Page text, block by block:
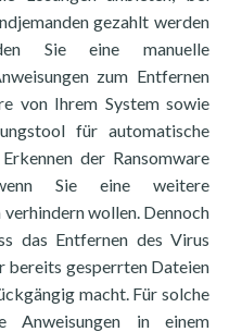
gezahlt werden
Sie eine manuelle
zum Entfernen
von Ihrem System sowie
für automatische
der Ransomware
Sie eine weitere
wollen. Dennoch
das Entfernen des Virus
bereits gesperrten Dateien
macht. Für solche
Anweisungen in einem